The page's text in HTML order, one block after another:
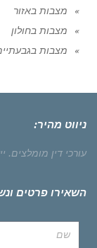
מצבות באזור
מצבות בחולון
מצבות
ניווט מהיר:
עורכי דין מומלצים.
השאירו פרטים